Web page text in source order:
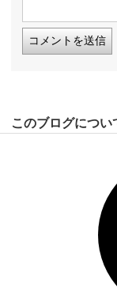
このブログについ